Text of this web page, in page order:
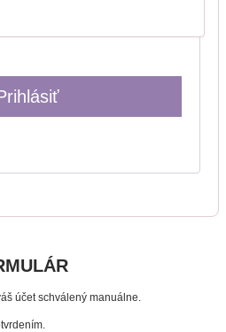
účet schválený manuálne.